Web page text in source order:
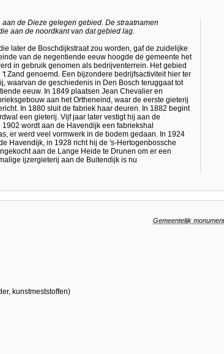
de Dieze gelegen gebied. De straatnamen
aan de noordkant van dat gebied lag.
later de Boschdijkstraat zou worden, gaf de zuidelijke
van de negentiende eeuw hoogde de gemeente het
in gebruik genomen als bedrijventerrein. Het gebied
Zand genoemd. Een bijzondere bedrijfsactiviteit hier ter
waarvan de geschiedenis in Den Bosch teruggaat tot
eeuw. In 1849 plaatsen Jean Chevalier en
aan het Ortheneind, waar de eerste gieterij
In 1880 sluit de fabriek haar deuren. In 1882 begint
een gieterij. Vijf jaar later vestigt hij aan de
wordt aan de Havendijk een fabriekshal
er werd veel vormwerk in de bodem gedaan. In 1924
Havendijk, in 1928 richt hij de 's-Hertogenbossche
aan de Lange Heide te Drunen om er een
ijzergieterij aan de Buitendijk is nu
Gemeentelijk monument
kunstmeststoffen)